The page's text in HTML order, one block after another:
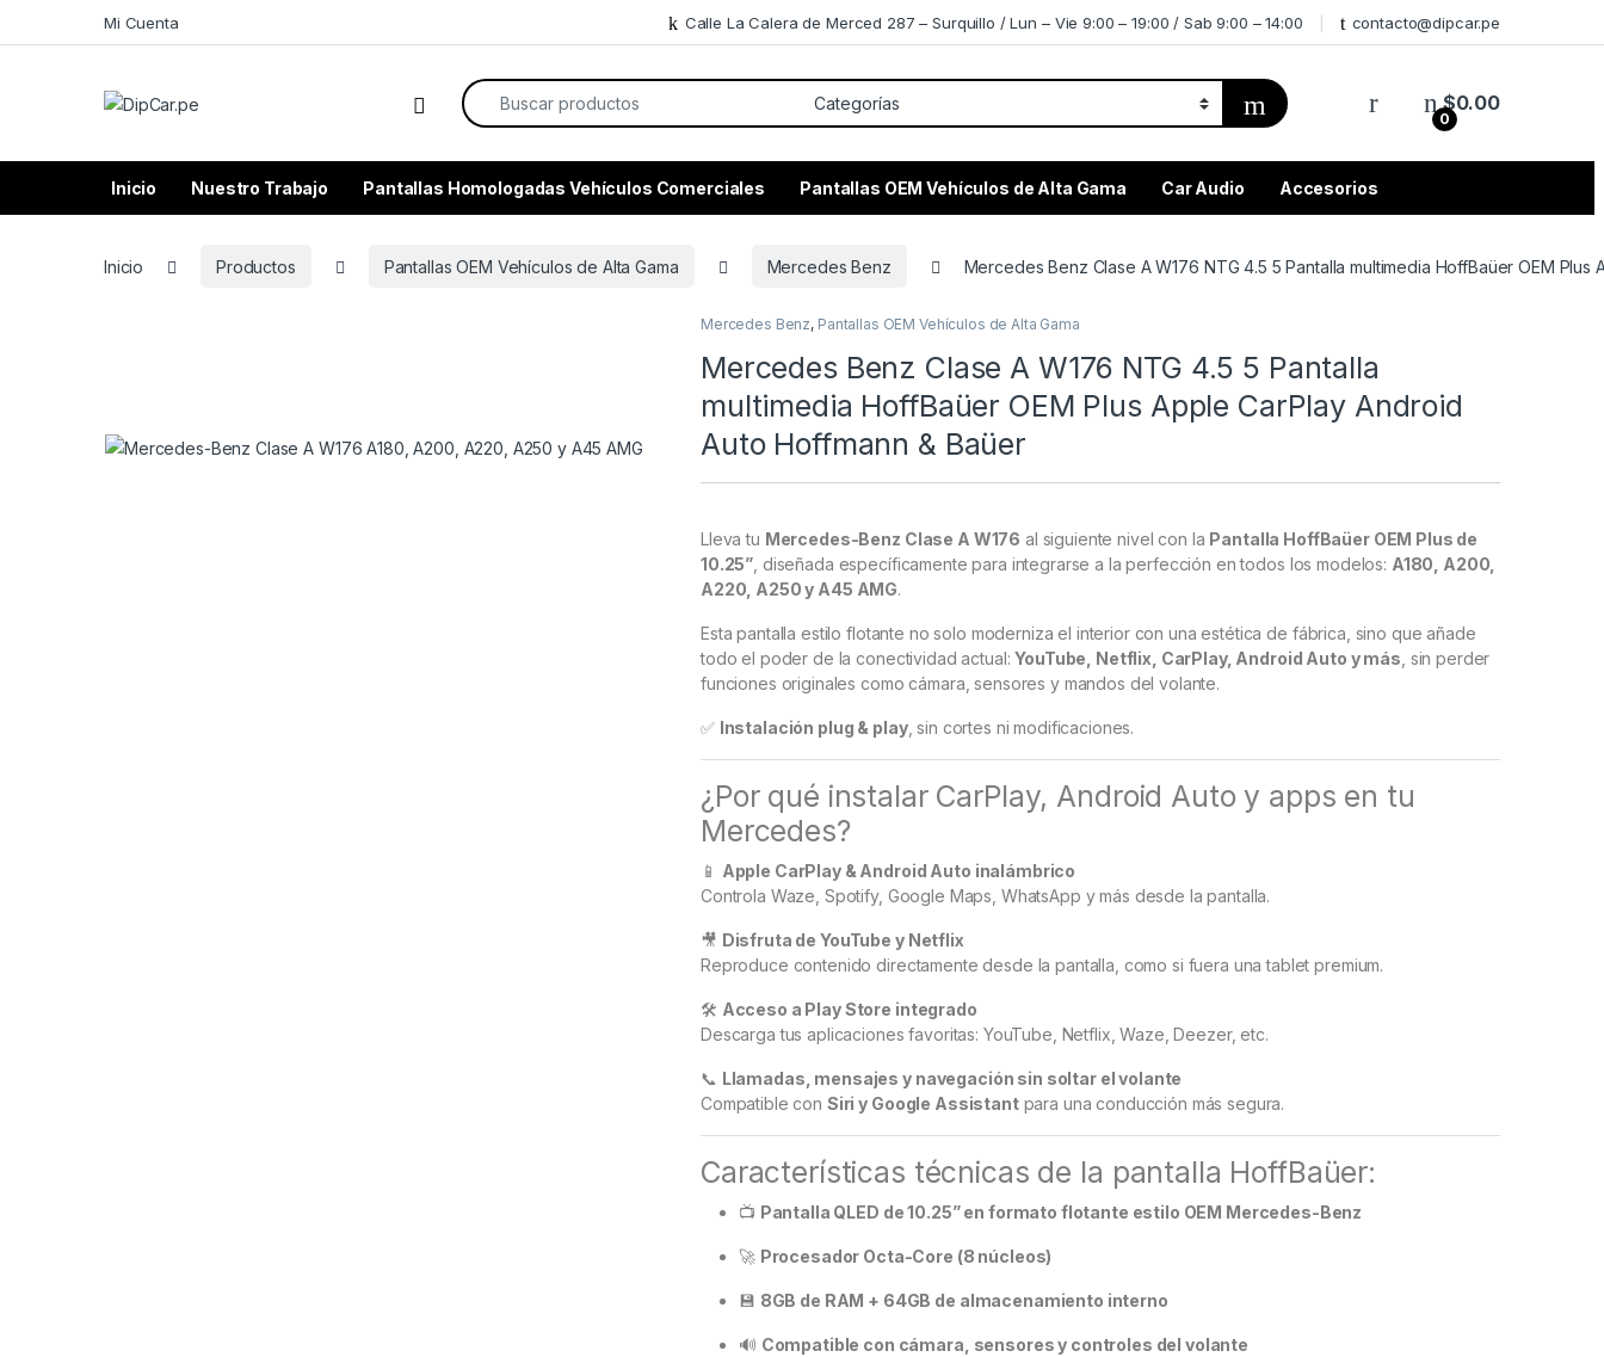
Mi Cuenta Calle La Calera de Merced 287 – Surquillo / Lun – Vie 9:00 – 19:00 / Sab 9:00 – 14:00 contacto@dipcar.pe
Search for:
0
$0.00
Inicio Nuestro Trabajo Pantallas Homologadas Vehículos Comerciales Pantallas OEM Vehículos de Alta Gama Car Audio Accesorios
Inicio Productos Pantallas OEM Vehículos de Alta Gama Mercedes Benz Mercedes Benz Clase A W176 NTG 4.5 5 Pantalla multimedia HoffBaüer OEM
Mercedes Benz, Pantallas OEM Vehículos de Alta Gama
Mercedes Benz Clase A W176 NTG 4.5 5 Pantalla
multimedia HoffBaüer OEM Plus Apple CarPlay Android
Auto Hoffmann & Baüer
Lleva tu Mercedes-Benz Clase A W176 al siguiente nivel con la Pantalla HoffBaüer OEM Plus de
10.25”, diseñada específicamente para integrarse a la perfección en todos los modelos: A180, A200,
A220, A250 y A45 AMG.
Esta pantalla estilo flotante no solo moderniza el interior con una estética de fábrica, sino que añade
todo el poder de la conectividad actual:YouTube, Netflix, CarPlay, Android Auto y más, sin perder
funciones originales como cámara, sensores y mandos del volante.
✅ Instalación plug & play, sin cortes ni modificaciones.
¿Por qué instalar CarPlay, Android Auto y apps en tu
Mercedes?
📱 Apple CarPlay & Android Auto inalámbrico
Controla Waze, Spotify, Google Maps, WhatsApp y más desde la pantalla.
🎥 Disfruta de YouTube y Netflix
Reproduce contenido directamente desde la pantalla, como si fuera una tablet premium.
🛠️ Acceso a Play Store integrado
Descarga tus aplicaciones favoritas: YouTube, Netflix, Waze, Deezer, etc.
📞 Llamadas, mensajes y navegación sin soltar el volante
Compatible con Siri y Google Assistantpara una conducción más segura.
Características técnicas de la pantalla HoffBaüer:
📺 Pantalla QLED de 10.25” en formato flotante estilo OEM Mercedes-Benz
🚀 Procesador Octa-Core (8 núcleos)
💾 8GB de RAM + 64GB de almacenamiento interno
🔊 Compatible con cámara, sensores y controles del volante